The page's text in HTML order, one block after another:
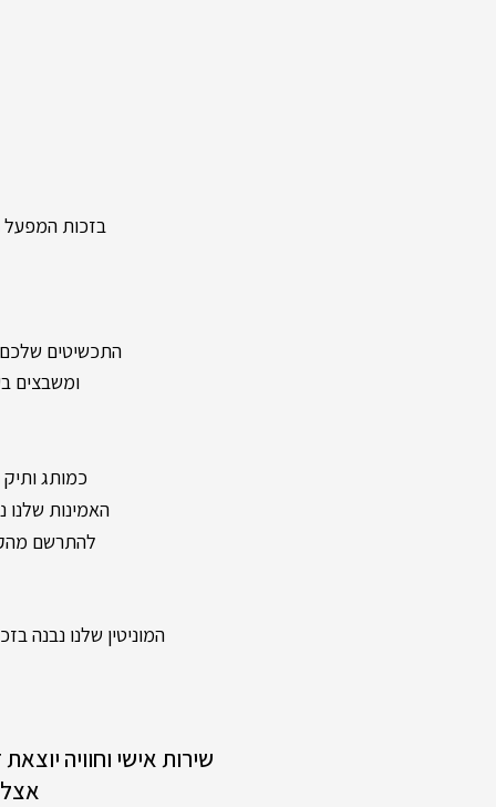
בזכות המפעל
התכשיטים שלכם
ומשבצים
כמותג ותיק
האמינות שלנו נשענת על מעל 40 שנות וותק
להתרשם
המוניטין שלנו נבנה
שירות אישי וחוויה